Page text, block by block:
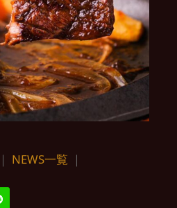
｜ NEWS一覧 ｜